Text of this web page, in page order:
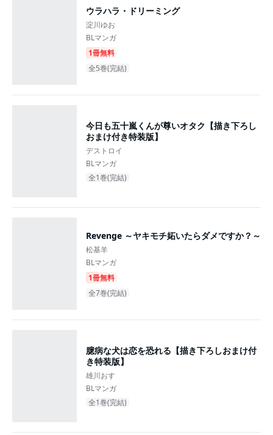
ウラハラ・ドリーミング
淀川ゆお
BLマンガ
1冊無料
全5巻(完結)
今日も五十嵐くんが尊いオタク【描き下ろし
おまけ付き特装版】
デストロイ
BLマンガ
全1巻(完結)
Revenge ～ヤキモチ妬いたらダメですか？～
松基羊
BLマンガ
1冊無料
全7巻(完結)
臆病な犬は恋を恐れる【描き下ろしおまけ付
き特装版】
雄川おす
BLマンガ
全1巻(完結)